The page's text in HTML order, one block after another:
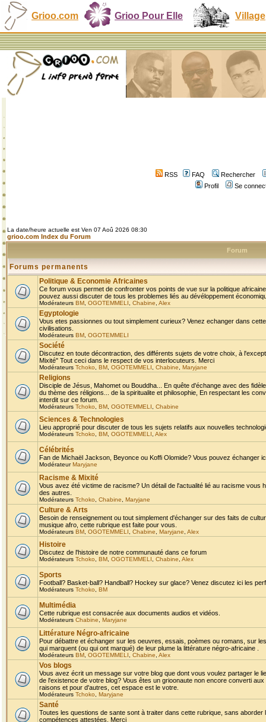
Grioo.com Grioo Pour Elle Village
RSS FAQ
Rechercher
Profil
Se
La date/heure actuelle est Ven 07 Aoû 2026 08:30
grioo.com Index du Forum
Forum
Forums permanents
Politique & Economie Africaines
Ce forum vous permet de confronter vos points de vue sur la politique
pouvez aussi discuter de tous les problemes liés au dévéloppement
Modérateurs BM OGOTEMMELI Chabine Alex
Egyptologie
Vous etes passionnes ou tout simplement curieux? Venez echanger dans
civilisations.
Modérateurs BM OGOTEMMELI
Société
Discutez en toute décontraction, des différents sujets de votre choix, à
Mixité" Tout ceci dans le respect de vos interlocuteurs. Merci
Modérateurs Tchoko BM OGOTEMMELI Chabine Maryjane
Religions
Disciple de Jésus, Mahomet ou Bouddha... En quête d'échange avec des
du thème des réligions... de la spiritualite et philosophie, En respectant les
interdit sur ce forum.
Modérateurs Tchoko BM OGOTEMMELI Chabine
Sciences & Technologies
Lieu approprié pour discuter de tous les sujets relatifs aux nouvelles
Modérateurs Tchoko BM OGOTEMMELI Alex
Célébrités
Fan de Michaël Jackson, Beyonce ou Koffi Olomide? Vous pouvez échanger
ModérateurMaryjane
Racisme & Mixité
Vous avez été victime de racisme? Un détail de l'actualité lié au racisme
des autres.
Modérateurs Tchoko Chabine Maryjane
Culture & Arts
Besoin de renseignement ou tout simplement d'échanger sur des faits de
musique afro, cette rubrique est faite pour vous.
Modérateurs BM OGOTEMMELI Chabine Maryjane Alex
Histoire
Discutez de l'histoire de notre communauté dans ce forum
Modérateurs Tchoko BM OGOTEMMELI Chabine Alex
Sports
Football? Basket-ball? Handball? Hockey sur glace? Venez discutez ici les
Modérateurs Tchoko BM
Multimédia
Cette rubrique est consacrée aux documents audios et vidéos.
Modérateurs Chabine Maryjane
Littérature Négro-africaine
Pour débattre et échanger sur les oeuvres, essais, poèmes ou romans, sur
qui marquent (ou qui ont marqué) de leur plume la littérature négro-africaine .
Modérateurs BM OGOTEMMELI Chabine Alex
Vos blogs
Vous avez écrit un message sur votre blog que dont vous voulez partager le
de l'existence de votre blog? Vous êtes un grioonaute non encore converti
raisons et pour d'autres, cet espace est le votre.
Modérateurs Tchoko Maryjane
Santé
Toutes les questions de sante sont à traiter dans cette rubrique, sans
compétences attestées. Merci